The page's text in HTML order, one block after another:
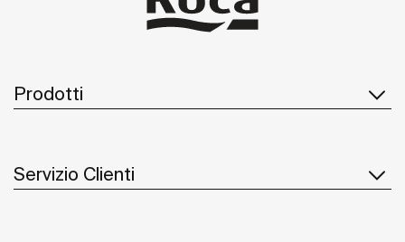
Prodotti
Servizio Clienti